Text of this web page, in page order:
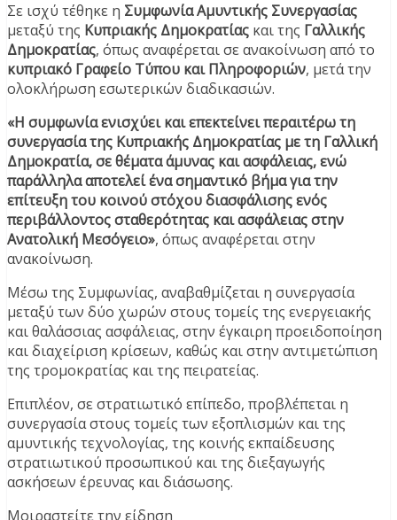
Σε ισχύ τέθηκε η Συμφωνία Αμυντικής Συνεργασίας
μεταξύ της Κυπριακής Δημοκρατίας και της Γαλλικής
Δημοκρατίας, όπως αναφέρεται σε ανακοίνωση από το
κυπριακό Γραφείο Τύπου και Πληροφοριών, μετά την
ολοκλήρωση εσωτερικών διαδικασιών.
«Η συμφωνία ενισχύει και επεκτείνει περαιτέρω τη
συνεργασία της Κυπριακής Δημοκρατίας με τη Γαλλική
Δημοκρατία, σε θέματα άμυνας και ασφάλειας, ενώ
παράλληλα αποτελεί ένα σημαντικό βήμα για την
επίτευξη του κοινού στόχου διασφάλισης ενός
περιβάλλοντος σταθερότητας και ασφάλειας στην
Ανατολική Μεσόγειο», όπως αναφέρεται στην
ανακοίνωση.
Μέσω της Συμφωνίας, αναβαθμίζεται η συνεργασία
μεταξύ των δύο χωρών στους τομείς της ενεργειακής
και θαλάσσιας ασφάλειας, στην έγκαιρη προειδοποίηση
και διαχείριση κρίσεων, καθώς και στην αντιμετώπιση
της τρομοκρατίας και της πειρατείας.
Επιπλέον, σε στρατιωτικό επίπεδο, προβλέπεται η
συνεργασία στους τομείς των εξοπλισμών και της
αμυντικής τεχνολογίας, της κοινής εκπαίδευσης
στρατιωτικού προσωπικού και της διεξαγωγής
ασκήσεων έρευνας και διάσωσης.
Μοιραστείτε την είδηση